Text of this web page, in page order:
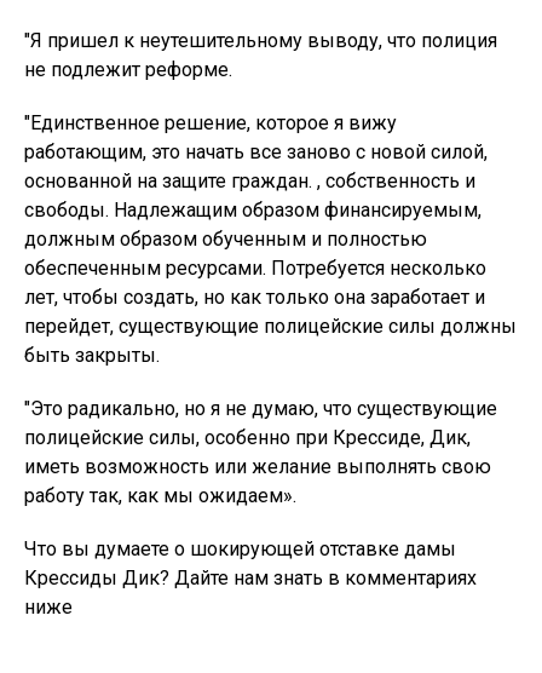
"Я пришел к неутешительному выводу, что полиция
не подлежит реформе.
"Единственное решение, которое я вижу
работающим, это начать все заново с новой силой,
основанной на защите граждан. , собственность и
свободы. Надлежащим образом финансируемым,
должным образом обученным и полностью
обеспеченным ресурсами. Потребуется несколько
лет, чтобы создать, но как только она заработает и
перейдет, существующие полицейские силы должны
быть закрыты.
"Это радикально, но я не думаю, что существующие
полицейские силы, особенно при Крессиде, Дик,
иметь возможность или желание выполнять свою
работу так, как мы ожидаем».
Что вы думаете о шокирующей отставке дамы
Крессиды Дик? Дайте нам знать в комментариях
ниже